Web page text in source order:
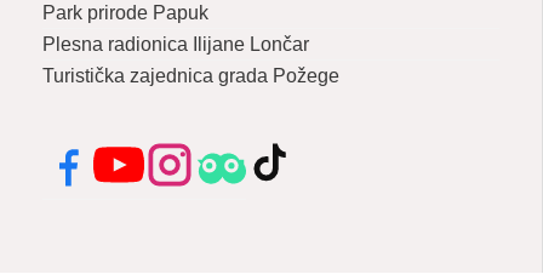
Park prirode Papuk
Plesna radionica Ilijane Lončar
Turistička zajednica grada Požege
FacebookYouTubeInstagramTripadvisor
TikTok